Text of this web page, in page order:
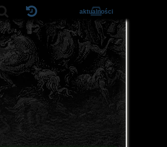
aktualności